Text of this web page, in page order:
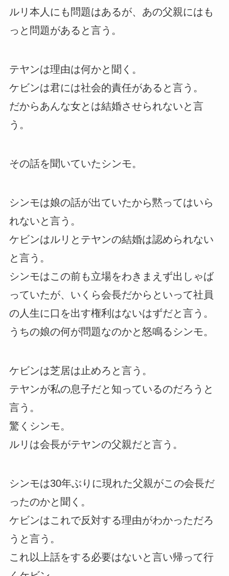
ルリ本人にも問題はあるが、あの父親にはも
っと問題があると言う。
テヤンは理由は何かと聞く。
ケビンは君には社会的責任があると言う。
だからあんな女とは結婚させられないと言
う。
その話を聞いていたシンモ。
シンモは娘の話が出ていたから黙ってはいら
れないと言う。
ケビンはルリとテヤンの結婚は認められない
と言う。
シンモはこの前も立場をわきまえず出しゃば
っていたが、いくら会長だからといって社員
の人生に口を出す権利はないはずだと言う。
うちの娘の何が問題なのかと怒鳴るシンモ。
ケビンは芝居は止めろと言う。
テヤンが私の息子だと知っているのだろうと
言う。
驚くシンモ。
ルリは会長がテヤンの父親だと言う。
シンモは30年ぶりに現れた父親がこの会長だ
ったのかと聞く。
ケビンはこれで反対する理由がわかっただろ
うと言う。
これ以上話をする必要はないと言い帰って行